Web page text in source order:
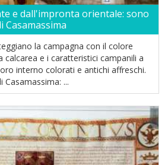
e dall'impronta orientale: sono
Casamassima
la campagna con il colore
calcarea e i caratteristici campanili a
interno colorati e antichi affreschi.
Casamassima: ...